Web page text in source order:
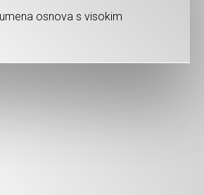
osnova s visokim